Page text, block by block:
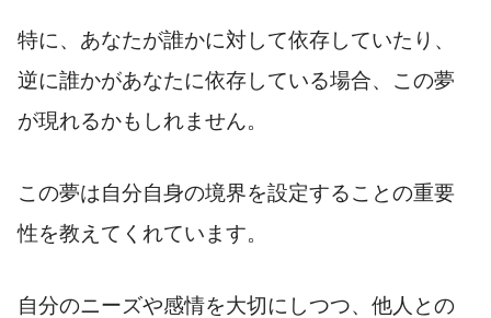
特に、あなたが誰かに対して依存していたり、
逆に誰かがあなたに依存している場合、この夢
が現れるかもしれません。
この夢は自分自身の境界を設定することの重要
性を教えてくれています。
自分のニーズや感情を大切にしつつ、他人との